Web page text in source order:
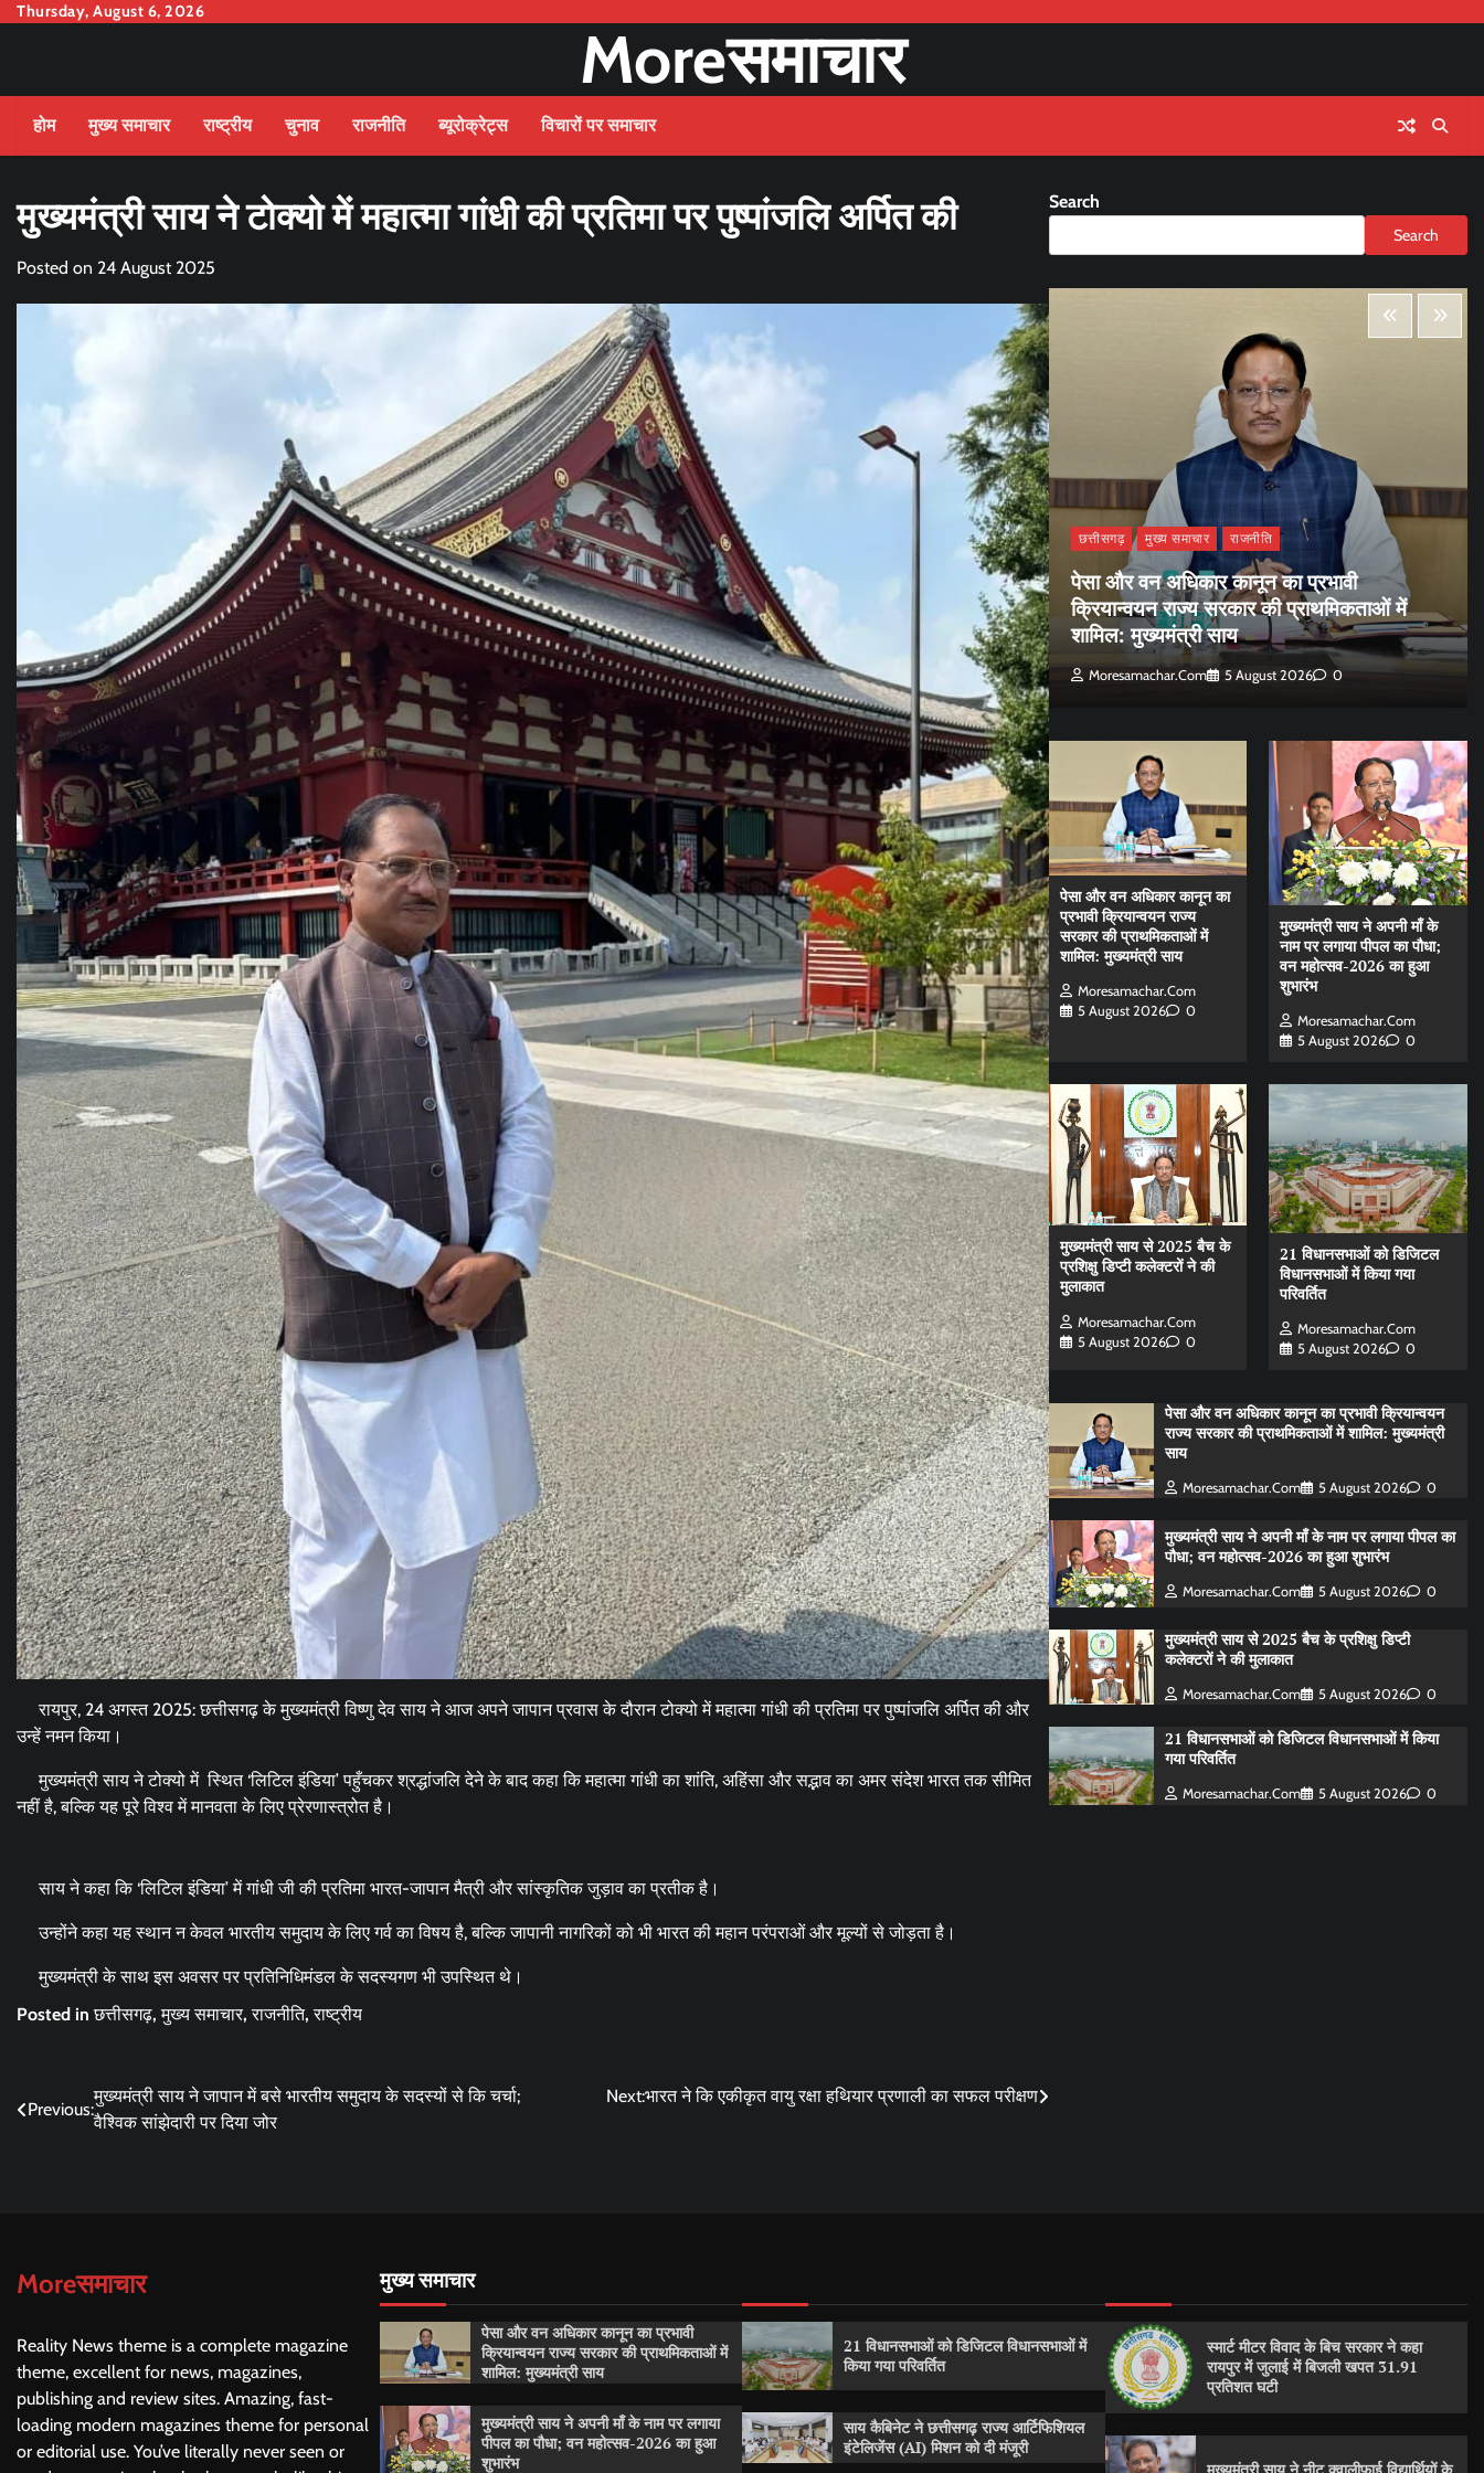
SkipThursday, August 6, 2026
Moreसमाचार
होम मुख्य समाचार राष्ट्रीय चुनाव राजनीति ब्यूरोक्रेट्स विचारों पर समाचार
मुख्यमंत्री साय ने टोक्यो में महात्मा गांधी की प्रतिमा पर पुष्पांजलि अर्पित की
Posted on 24 August 2025
रायपुर, 24 अगस्त 2025: छत्तीसगढ़ के मुख्यमंत्री विष्णु देव साय ने आज अपने जापान प्रवास के दौरान टोक्यो में महात्मा गांधी की प्रतिमा पर पुष्पांजलि अर्पित की और
उन्हें नमन किया।
मुख्यमंत्री साय ने टोक्यो में स्थित ‘लिटिल इंडिया’ पहुँचकर श्रद्धांजलि देने के बाद कहा कि महात्मा गांधी का शांति, अहिंसा और सद्भाव का अमर संदेश भारत तक सीमित
नहीं है, बल्कि यह पूरे विश्व में मानवता के लिए प्रेरणास्त्रोत है।
साय ने कहा कि ‘लिटिल इंडिया’ में गांधी जी की प्रतिमा भारत-जापान मैत्री और सांस्कृतिक जुड़ाव का प्रतीक है।
उन्होंने कहा यह स्थान न केवल भारतीय समुदाय के लिए गर्व का विषय है, बल्कि जापानी नागरिकों को भी भारत की महान परंपराओं और मूल्यों से जोड़ता है।
मुख्यमंत्री के साथ इस अवसर पर प्रतिनिधिमंडल के सदस्यगण भी उपस्थित थे।
Posted inछत्तीसगढ़,मुख्य समाचार,राजनीति,राष्ट्रीय
Post
Previous:
मुख्यमंत्री साय ने जापान में बसे भारतीय समुदाय के सदस्यों से कि चर्चा;
वैश्विक सांझेदारी पर दिया जोर
Next:भारत ने कि एकीकृत वायु रक्षा हथियार प्रणाली का सफल परीक्षण
Search
Search
छत्तीसगढ़ ब्यूरोक्रेट्स
वित्त और व्यापार
साय कैबिनेट ने छत्तीसगढ़ राज्य आर्टिफिशियल
इंटेलिजेंस (AI) मिशन को दी मंजूरी
Moresamachar.com 5 August 2026
छत्तीसगढ़ मुख्य समाचार राजनीति
पेसा और वन अधिकार कानून का प्रभावी
क्रियान्वयन राज्य सरकार की प्राथमिकताओं में
शामिल: मुख्यमंत्री साय
Moresamachar.com 5 August 2026 0
पेसा और वन अधिकार कानून का
प्रभावी क्रियान्वयन राज्य
सरकार की प्राथमिकताओं में
शामिल: मुख्यमंत्री साय
Moresamachar.com
5 August 2026
0
मुख्यमंत्री साय ने अपनी माँ के
नाम पर लगाया पीपल का पौधा;
वन महोत्सव-2026 का हुआ
शुभारंभ
Moresamachar.com
5 August 2026
0
मुख्यमंत्री साय से 2025 बैच के
प्रशिक्षु डिप्टी कलेक्टरों ने की
मुलाकात
Moresamachar.com
5 August 2026
0
21 विधानसभाओं को डिजिटल
विधानसभाओं में किया गया
परिवर्तित
Moresamachar.com
5 August 2026
0
पेसा और वन अधिकार कानून का प्रभावी क्रियान्वयन
राज्य सरकार की प्राथमिकताओं में शामिल: मुख्यमंत्री
साय
Moresamachar.com 5 August 2026 0
मुख्यमंत्री साय ने अपनी माँ के नाम पर लगाया पीपल का
पौधा; वन महोत्सव-2026 का हुआ शुभारंभ
Moresamachar.com 5 August 2026 0
मुख्यमंत्री साय से 2025 बैच के प्रशिक्षु डिप्टी
कलेक्टरों ने की मुलाकात
Moresamachar.com 5 August 2026 0
21 विधानसभाओं को डिजिटल विधानसभाओं में किया
गया परिवर्तित
Moresamachar.com 5 August 2026 0
Moreसमाचार
Reality News theme is a complete magazine
theme, excellent for news, magazines,
publishing and review sites. Amazing, fast-
loading modern magazines theme for personal
or editorial use. You’ve literally never seen or
मुख्य समाचार
पेसा और वन अधिकार कानून का प्रभावी
क्रियान्वयन राज्य सरकार की प्राथमिकताओं में
शामिल: मुख्यमंत्री साय
मुख्यमंत्री साय ने अपनी माँ के नाम पर लगाया
पीपल का पौधा; वन महोत्सव-2026 का हुआ
शुभारंभ
21 विधानसभाओं को डिजिटल विधानसभाओं में
किया गया परिवर्तित
साय कैबिनेट ने छत्तीसगढ़ राज्य आर्टिफिशियल
इंटेलिजेंस (AI) मिशन को दी मंजूरी
स्मार्ट मीटर विवाद के बिच सरकार ने कहा
रायपुर में जुलाई में बिजली खपत 31.91
प्रतिशत घटी